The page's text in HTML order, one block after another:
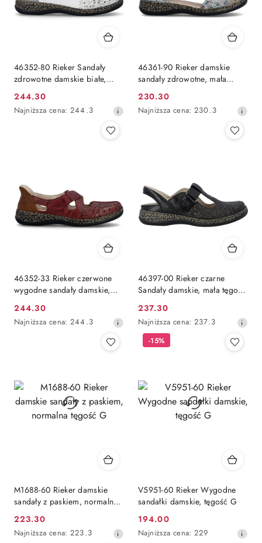
46352-80 Rieker Sandały
zdrowotne damskie białe,
mała tęgość F
Cena
promocyjna:
244.30
Najniższa
Najniższa cena: 244.3
46361-90 Rieker damskie
sandały zdrowotne, mała
tęgość F 1/2
Cena
promocyjna:
230.30
Najniższa
Najniższa cena: 230.3
46352-33 Rieker czerwone
wygodne sandały damskie,
Cena
promocyjna:
244.30
Najniższa
obniżką
Najniższa cena: 244.3
46397-00 Rieker czarne
Sandały damskie, mała tęgość
Cena
promocyjna:
237.30
Najniższa
cena
obniżką
Najniższa cena: 237.3
M1688-60 Rieker damskie
sandały z paskiem, normalna
Cena
promocyjna:
223.30
Najniższa
Najniższa cena: 223.3
V5951-60 Rieker Wygodne
sandałki damskie, tęgość G
Cena
promocyjna:
194.00
Najniższa
Najniższa cena: 229
-15%